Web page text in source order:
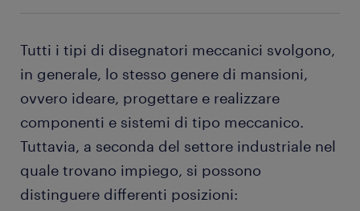
Tutti i tipi di disegnatori meccanici svolgono,
in generale, lo stesso genere di mansioni,
ovvero ideare, progettare e realizzare
componenti e sistemi di tipo meccanico.
Tuttavia, a seconda del settore industriale nel
quale trovano impiego, si possono
distinguere differenti posizioni: